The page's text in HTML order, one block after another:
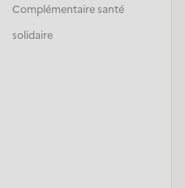
Complémentaire santé
solidaire